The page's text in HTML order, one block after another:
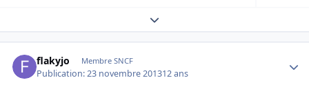
Expand topic overview
flakyjo Membre SNCF
Publication:23 novembre 201312 ans